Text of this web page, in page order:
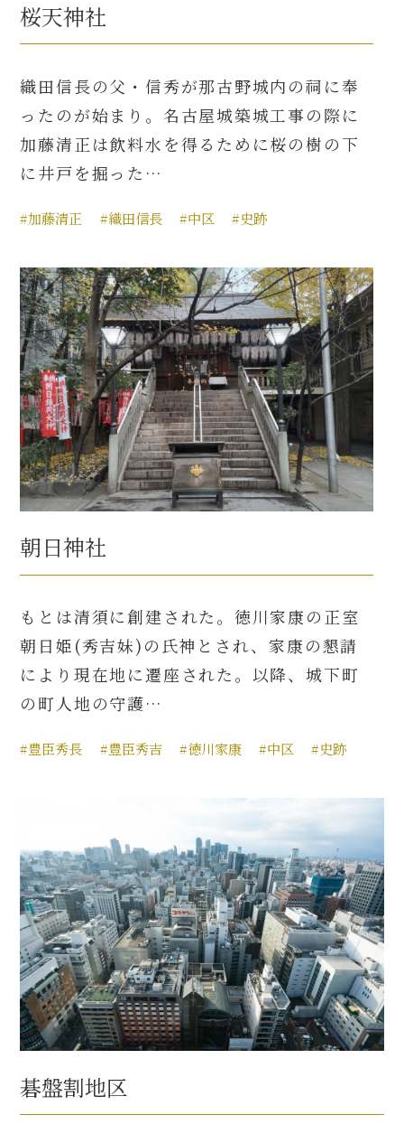
桜天神社
織田信長の父・信秀が那古野城内の祠に奉
ったのが始まり。名古屋城築城工事の際に
加藤清正は飲料水を得るために桜の樹の下
に井戸を掘った…
#加藤清正 #織田信長 #中区 #史跡
朝日神社
もとは清須に創建された。徳川家康の正室
朝日姫(秀吉妹)の氏神とされ、家康の懇請
により現在地に遷座された。以降、城下町
の町人地の守護…
#豊臣秀長 #豊臣秀吉 #徳川家康 #中区 #史跡
碁盤割地区